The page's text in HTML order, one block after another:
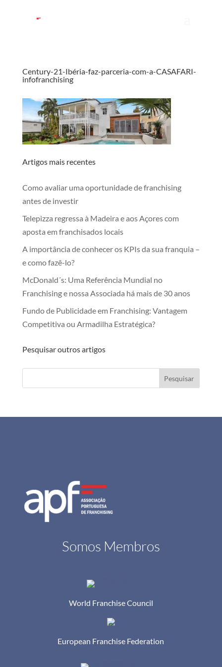
Century-21-Ibéria-faz-parceria-com-a-CASAFARI-
infofranchising
Artigos mais recentes
Como avaliar uma oportunidade de franchising
antes de investir
Telepizza regressa à Madeira e aos Açores com
aposta em franchisados locais
A importância de conhecer os KPIs da sua franquia –
e como fazê-lo?
McDonald´s: Uma Referência Mundial no
Franchising e nossa Associada há mais de 30 anos
Fundo de Publicidade em Franchising: Vantagem
Competitiva ou Armadilha Estratégica?
Pesquisar outros artigos
Pesquisar
Somos Membros
World Franchise Council
European Franchise Federation